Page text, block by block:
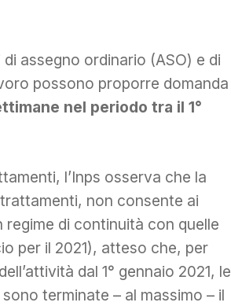
assegno ordinario (ASO) e di
possono proporre domanda
nel periodo tra il 1°
l’Inps osserva che la
non consente ai
di continuità con quelle
per il 2021), atteso che, per
dal 1° gennaio 2021, le
terminate – al massimo – il